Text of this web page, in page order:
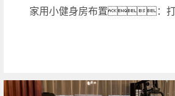
家用小健身房布置：打